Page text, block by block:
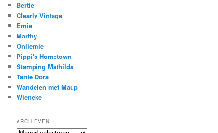
Bertie
Clearly Vintage
Emie
Marthy
Onliemie
Pippi's Hometown
Stamping Mathilda
Tante Dora
Wandelen met Maup
Wieneke
ARCHIEVEN